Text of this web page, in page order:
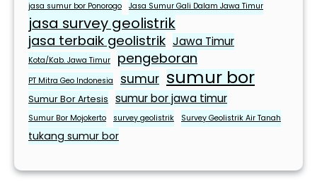
jasa sumur bor Ponorogo Jasa Sumur Gali Dalam Jawa Timur
jasa survey geolistrik
jasa terbaik geolistrik Jawa Timur
Kota/Kab. Jawa Timur pengeboran
PT Mitra Geo Indonesia sumur sumur bor
Sumur Bor Artesis sumur bor jawa timur
Sumur Bor Mojokerto survey geolistrik Survey Geolistrik Air Tanah
tukang sumur bor